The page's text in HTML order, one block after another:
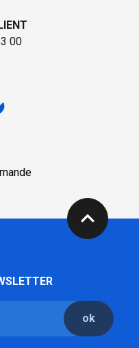
00
expand_less
ok